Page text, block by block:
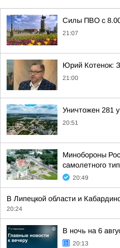
Силы ПВО с 8.00
21:07
Юрий Котенок:
21:00
Уничтожен 281
20:51
Минобороны
самолетного
20:49
В Липецкой области и
20:24
В ночь на 6
20:13